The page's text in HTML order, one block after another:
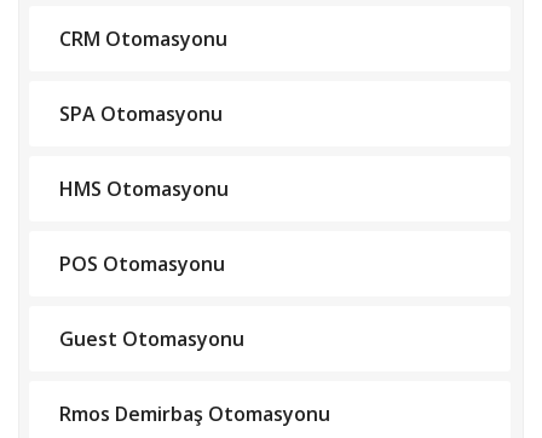
CRM Otomasyonu
SPA Otomasyonu
HMS Otomasyonu
POS Otomasyonu
Guest Otomasyonu
Rmos Demirbaş Otomasyonu